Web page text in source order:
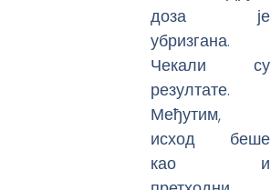
доза је
убризгана.
Чекали су
резултате.
Међутим,
исход беше
као и